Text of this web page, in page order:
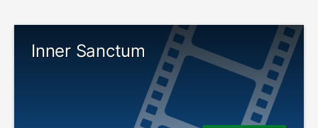
Inner Sanctum